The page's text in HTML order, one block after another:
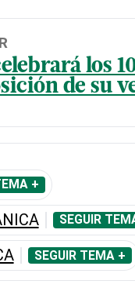
los
de su
+
SEGUIR
SEGUIR TEMA +